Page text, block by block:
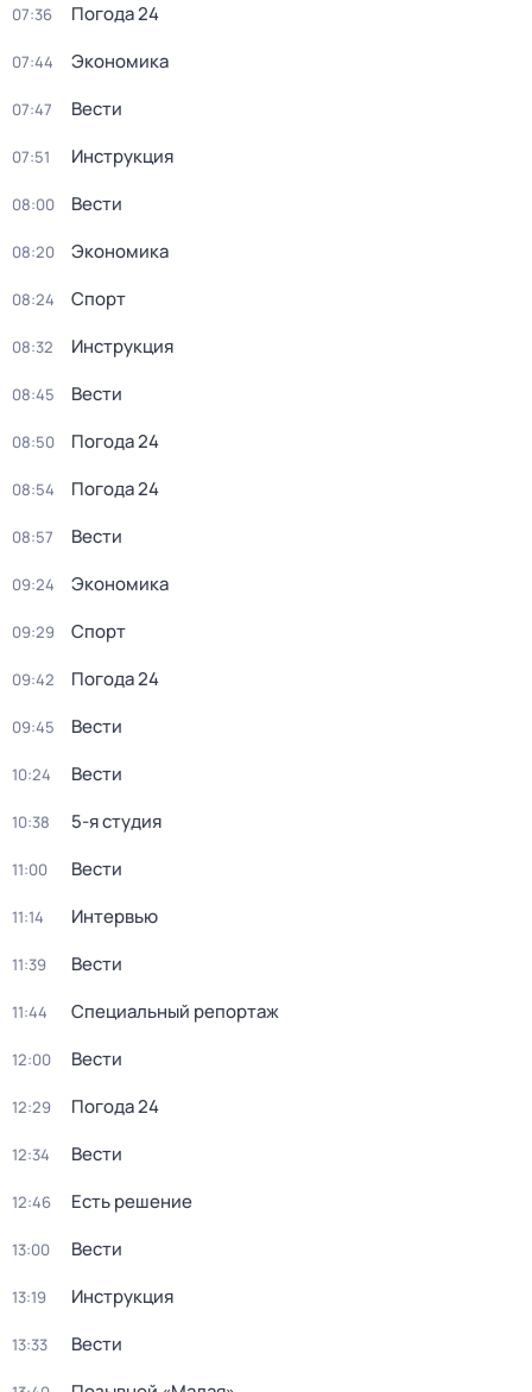
07:36 Погода 24
07:44 Экономика
07:47 Вести
07:51 Инструкция
08:00 Вести
08:20 Экономика
08:24 Спорт
08:32 Инструкция
08:45 Вести
08:50 Погода 24
08:54 Погода 24
08:57 Вести
09:24 Экономика
09:29 Спорт
09:42 Погода 24
09:45 Вести
10:24 Вести
10:38 5-я студия
11:00 Вести
11:14 Интервью
11:39 Вести
11:44 Специальный репортаж
12:00 Вести
12:29 Погода 24
12:34 Вести
12:46 Есть решение
13:00 Вести
13:19 Инструкция
13:33 Вести